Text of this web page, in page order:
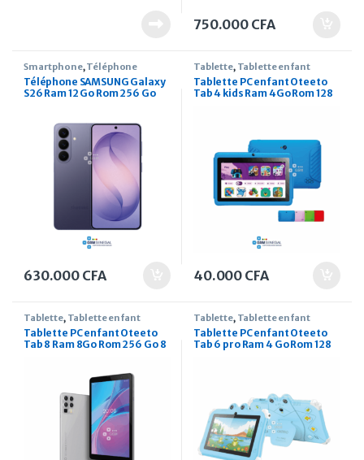
750.000 CFA
Smartphone,Téléphone
Téléphone SAMSUNG Galaxy
S26 Ram 12 Go Rom 256 Go
630.000 CFA
Tablette, Tablette enfant
Tablette PC enfant Oteeto
Tab 4 kids Ram 4Go Rom 128
40.000 CFA
Tablette, Tablette enfant
Tablette PC enfant Oteeto
Tab 8 Ram 8Go Rom 256 Go 8
Tablette, Tablette enfant
Tablette PC enfant Oteeto
Tab 6 pro Ram 4 Go Rom 128